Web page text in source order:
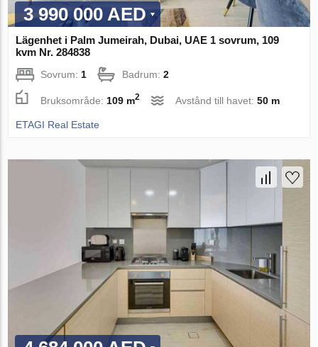
3 990 000 AED
Lägenhet i Palm Jumeirah, Dubai, UAE 1 sovrum, 109
kvm Nr. 284838
Sovrum:1 Badrum:2
Bruksområde: 109 m2 Avstånd till havet:50 m
ETAGI Real Estate